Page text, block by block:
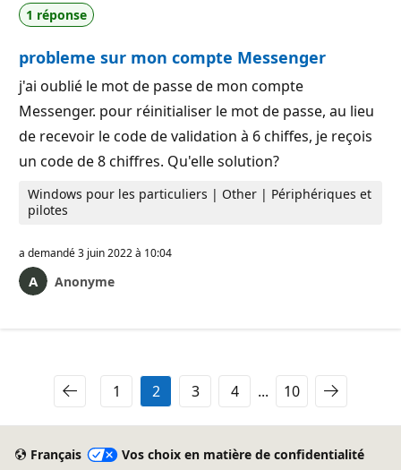
1 réponse
probleme sur mon compte Messenger
j'ai oublié le mot de passe de mon compte
Messenger. pour réinitialiser le mot de passe, au lieu
de recevoir le code de validation à 6 chiffes, je reçois
un code de 8 chiffres. Qu'elle solution?
Windows pour les particuliers | Other | Périphériques et
pilotes
a demandé3 juin 2022 à 10:04
Anonyme
1 2 3 4 ... 10
Français Vos choix en matière de confidentialité